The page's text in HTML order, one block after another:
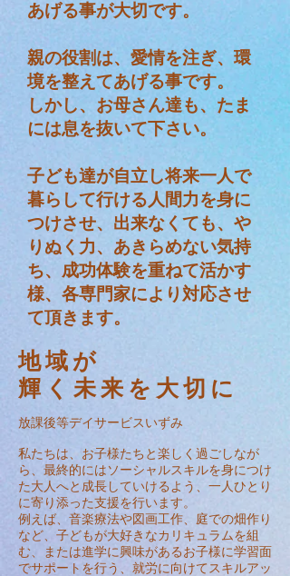
あげる事が大切です。
親の役割は、愛情を注ぎ、環
境を整えてあげる事です。
しかし、お母さん達も、たま
には息を抜いて下さい。
子ども達が自立し将来一人で
暮らして行ける人間力を身に
つけさせ、出来なくても、や
りぬく力、あきらめない気持
ち、成功体験を重ねて活かす
様、各専門家により対応させ
て頂きます。
地域が
輝く未来を大切に
放課後等デイサービスいずみ
私たちは、お子様たちと楽しく過ごしなが
ら、最終的にはソーシャルスキルを身につけ
た大人へと成長していけるよう、一人ひとり
に寄り添った支援を行います。
例えば、音楽療法や図画工作、庭での畑作り
など、子どもが大好きなカリキュラムを組
む、または進学に興味があるお子様に学習面
でサポートを行う、就労に向けてスキルアッ